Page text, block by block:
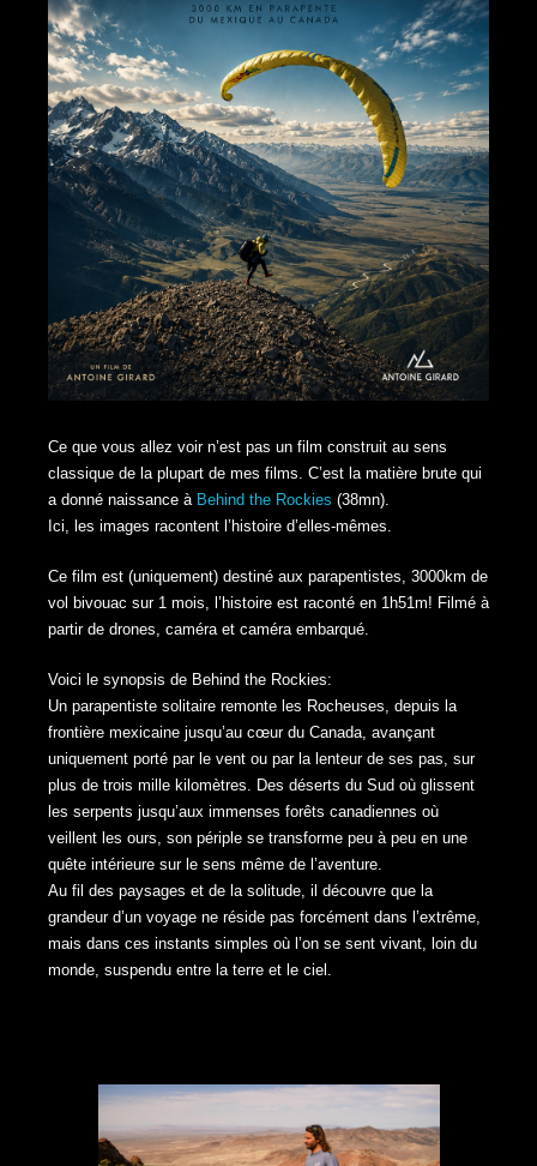
Ce que vous allez voir n’est pas un film construit au sens
classique de la plupart de mes films. C’est la matière brute qui
a donné naissance à Behind the Rockies (38mn).
Ici, les images racontent l’histoire d’elles-mêmes.
Ce film est (uniquement) destiné aux parapentistes, 3000km de
vol bivouac sur 1 mois, l’histoire est raconté en 1h51m! Filmé à
partir de drones, caméra et caméra embarqué.
Voici le synopsis de Behind the Rockies:
Un parapentiste solitaire remonte les Rocheuses, depuis la
frontière mexicaine jusqu’au cœur du Canada, avançant
uniquement porté par le vent ou par la lenteur de ses pas, sur
plus de trois mille kilomètres. Des déserts du Sud où glissent
les serpents jusqu’aux immenses forêts canadiennes où
veillent les ours, son périple se transforme peu à peu en une
quête intérieure sur le sens même de l’aventure.
Au fil des paysages et de la solitude, il découvre que la
grandeur d’un voyage ne réside pas forcément dans l’extrême,
mais dans ces instants simples où l’on se sent vivant, loin du
monde, suspendu entre la terre et le ciel.